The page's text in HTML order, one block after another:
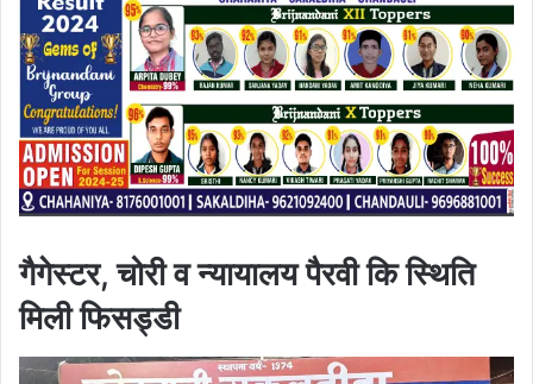
गैगेस्टर, चोरी व न्यायालय पैरवी कि स्थिति
मिली फिसड्डी